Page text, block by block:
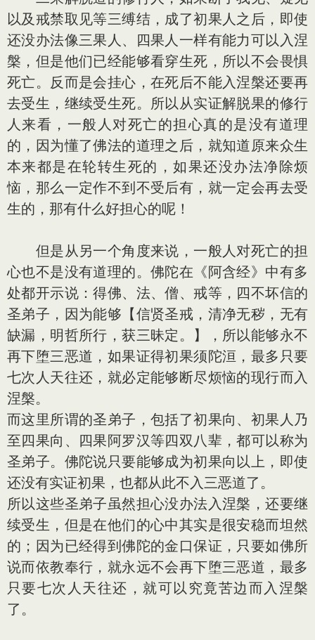
以及戒禁取见等三缚结，成了初果人之后，即使
还没办法像三果人、四果人一样有能力可以入涅
槃，但是他们已经能够看穿生死，所以不会畏惧
死亡。反而是会挂心，在死后不能入涅槃还要再
去受生，继续受生死。所以从实证解脱果的修行
人来看，一般人对死亡的担心真的是没有道理
的，因为懂了佛法的道理之后，就知道原来众生
本来都是在轮转生死的，如果还没办法净除烦
恼，那么一定作不到不受后有，就一定会再去受
生的，那有什么好担心的呢！
但是从另一个角度来说，一般人对死亡的担
心也不是没有道理的。佛陀在《阿含经》中有多
处都开示说：得佛、法、僧、戒等，四不坏信的
圣弟子，因为能够【信贤圣戒，清净无秽，无有
缺漏，明哲所行，获三昧定。】，所以能够永不
再下堕三恶道，如果证得初果须陀洹，最多只要
七次人天往还，就必定能够断尽烦恼的现行而入
涅槃。
而这里所谓的圣弟子，包括了初果向、初果人乃
至四果向、四果阿罗汉等四双八辈，都可以称为
圣弟子。佛陀说只要能够成为初果向以上，即使
还没有实证初果，也都从此不入三恶道了。
所以这些圣弟子虽然担心没办法入涅槃，还要继
续受生，但是在他们的心中其实是很安稳而坦然
的；因为已经得到佛陀的金口保证，只要如佛所
说而依教奉行，就永远不会再下堕三恶道，最多
只要七次人天往还，就可以究竟苦边而入涅槃
了。